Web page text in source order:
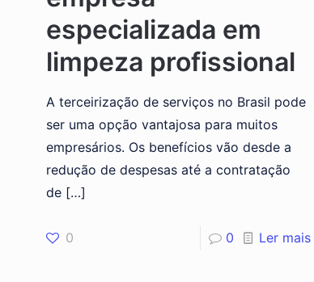
especializada em
limpeza profissional
A terceirização de serviços no Brasil pode
ser uma opção vantajosa para muitos
empresários. Os benefícios vão desde a
redução de despesas até a contratação
de[…]
0 0 Ler mais